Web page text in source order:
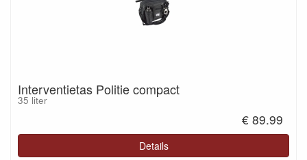
Interventietas Politie compact
35 liter
€ 89.99
Details